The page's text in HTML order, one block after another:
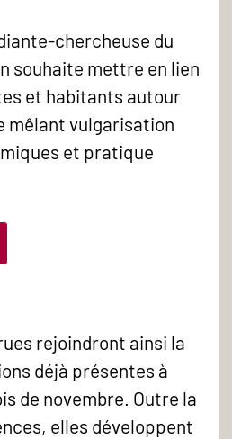
chercheuse du
souhaite mettre en lien
et habitants autour
mêlant vulgarisation
et pratique
rejoindront ainsi la
déjà présentes à
de novembre. Outre la
elles développent